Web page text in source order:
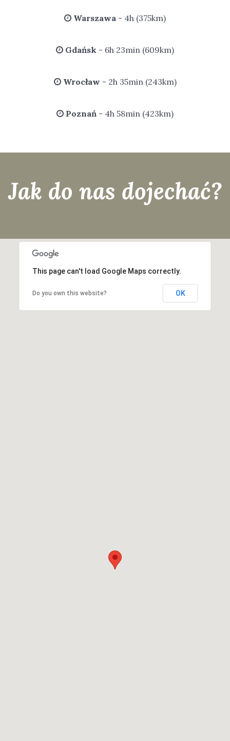
Warszawa - 4h (375km)
Gdańsk - 6h 23min (609km)
Wrocław - 2h 35min (243km)
Poznań - 4h 58min (423km)
Jak do nas dojechać?
This page can't load Google Maps correctly.
Do you own this website? OK